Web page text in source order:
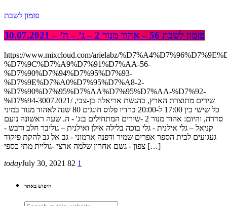
פזמון לשבת
פזמון לשבת 56 – אהוד מנור 2 – ג’ – ה’ – 30.07.2021
https://www.mixcloud.com/arielabz/
%D7%9C%D7%A9%D7%91%D7%AA-56-
%D7%90%D7%94%D7%95%D7%93-
%D7%9E%D7%A0%D7%95%D7%A8-2-
%D7%90%D7%95%D7%AA%D7%95%D7%AA-%D7%92-
%D7%94-30072021/ שירים מתוצרת הארץ, בהגשת אריאלה בן-צבי,
כל שישי בין 17:00 ל-20:00 ברדיו פלוס חוגגים 80 שנה לאהוד מנור במיני
סדרה, והיום: אהוד מנור 2 -שירים המתחילים ב:ג' - ה. שעה ראשונה נועם
קניאל – גלי אילנית - גלי בוכה בלילה אילן ואילנית – גוליבר חלב ודבש -
געגועים לבית הספר אפרים שמיר ודפנה ארמוני - גב אל גב להקת פיקוד
צפון - גשם אחרון שלמה ארצי -גוליית מתי כספי […]
todayJuly 30, 2021 82 1
חיפוש באתר